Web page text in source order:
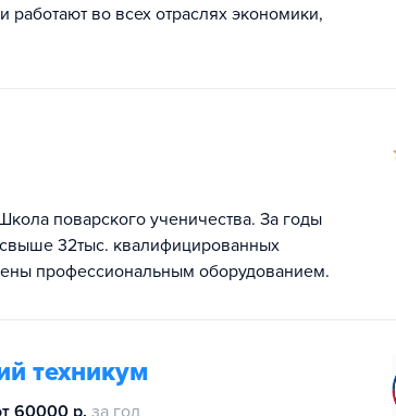
во всех отраслях экономики,
поварского ученичества. За годы
32тыс. квалифицированных
профессиональным оборудованием.
техникум
60000 р. за год